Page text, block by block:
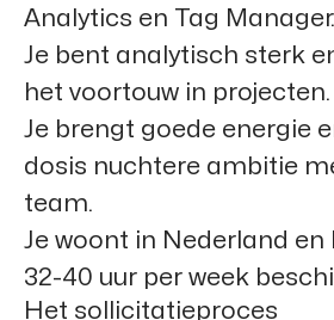
Analytics en Tag Manager.
Je bent analytisch sterk
het voortouw in projecten.
Je brengt goede energie
dosis nuchtere ambitie
team.
Je woont in Nederland en
32-40 uur per week
Het sollicitatieproces